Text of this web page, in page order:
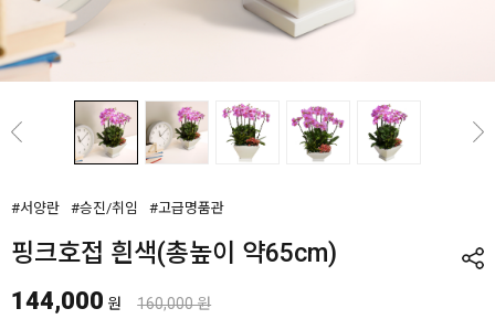
#서양란 #승진/취임 #고급명품관
핑크호접 흰색(총높이 약65cm)
144,000 원 160,000 원